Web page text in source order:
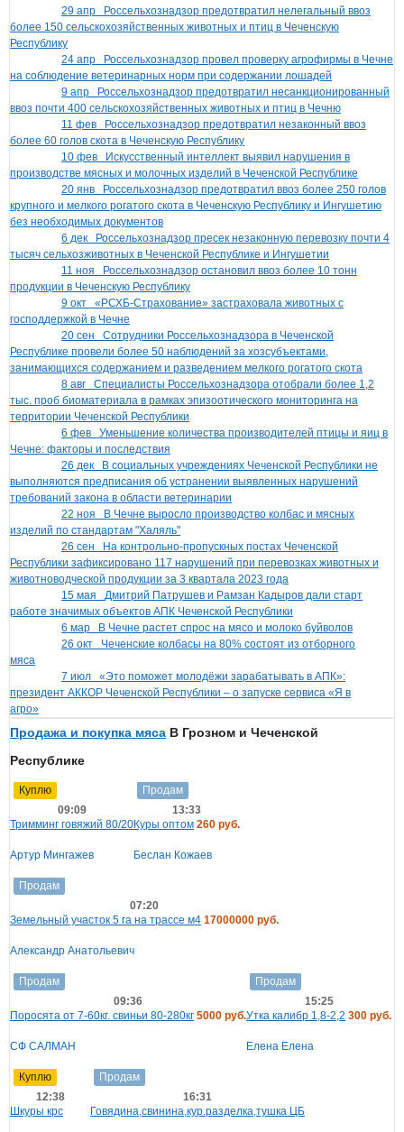
29 апр Россельхознадзор предотвратил нелегальный ввоз
более 150 сельскохозяйственных животных и птиц в Чеченскую
Республику
24 апр Россельхознадзор провел проверку агрофирмы в Чечне
на соблюдение ветеринарных норм при содержании лошадей
9 апр Россельхознадзор предотвратил несанкционированный
ввоз почти 400 сельскохозяйственных животных и птиц в Чечню
11 фев Россельхознадзор предотвратил незаконный ввоз
более 60 голов скота в Чеченскую Республику
10 фев Искусственный интеллект выявил нарушения в
производстве мясных и молочных изделий в Чеченской Республике
20 янв Россельхознадзор предотвратил ввоз более 250 голов
крупного и мелкого рогатого скота в Чеченскую Республику и Ингушетию
без необходимых документов
6 дек Россельхознадзор пресек незаконную перевозку почти 4
тысяч сельхозживотных в Чеченской Республике и Ингушетии
11 ноя Россельхознадзор остановил ввоз более 10 тонн
продукции в Чеченскую Республику
9 окт «РСХБ-Страхование» застраховала животных с
господдержкой в Чечне
20 сен Сотрудники Россельхознадзора в Чеченской
Республике провели более 50 наблюдений за хозсубъектами,
занимающихся содержанием и разведением мелкого рогатого скота
8 авг Специалисты Россельхознадзора отобрали более 1,2
тыс. проб биоматериала в рамках эпизоотического мониторинга на
территории Чеченской Республики
6 фев Уменьшение количества производителей птицы и яиц в
Чечне: факторы и последствия
26 дек В социальных учреждениях Чеченской Республики не
выполняются предписания об устранении выявленных нарушений
требований закона в области ветеринарии
22 ноя В Чечне выросло производство колбас и мясных
изделий по стандартам "Халяль"
26 сен На контрольно-пропускных постах Чеченской
Республики зафиксировано 117 нарушений при перевозках животных и
животноводческой продукции за 3 квартала 2023 года
15 мая Дмитрий Патрушев и Рамзан Кадыров дали старт
работе значимых объектов АПК Чеченской Республики
6 мар В Чечне растет спрос на мясо и молоко буйволов
26 окт Чеченские колбасы на 80% состоят из отборного
мяса
7 июл «Это поможет молодёжи зарабатывать в АПК»:
президент АККОР Чеченской Республики – о запуске сервиса «Я в
агро»
Продажа и покупка мяса В Грозном и Чеченской
Республике
Куплю
09:09
Тримминг говяжий 80/20
Артур Мингажев
Продам
13:33
Куры оптом 260 руб.
Беслан Кожаев
Продам
07:20
Земельный участок 5 га на трассе м4 17000000 руб.
Александр Анатольевич
Продам
09:36
Поросята от 7-60кг. свиньи 80-280кг 5000 руб.
СФ САЛМАН
Продам
15:25
Утка калибр 1,8-2,2 300 руб.
Елена Елена
Куплю
12:38
Шкуры крс
Продам
16:31
Говядина,свинина,кур.разделка,тушка ЦБ